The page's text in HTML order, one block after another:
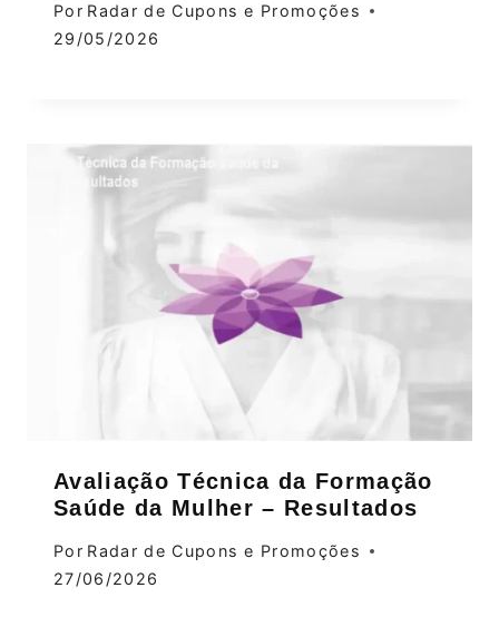
Por Radar de Cupons e Promoções
29/05/2026
Avaliação Técnica da Formação
Saúde da Mulher – Resultados
Por Radar de Cupons e Promoções
27/06/2026